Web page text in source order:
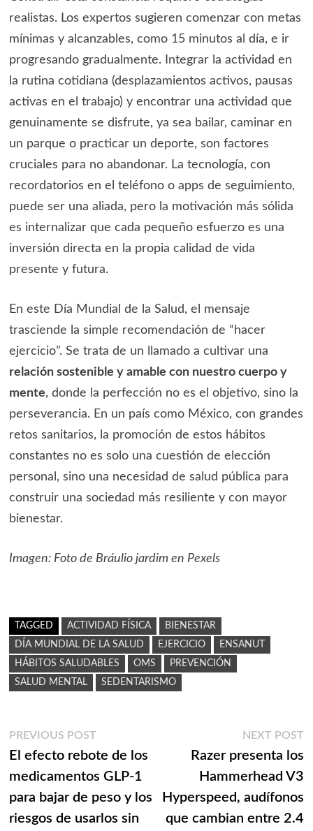
realistas. Los expertos sugieren comenzar con metas
mínimas y alcanzables, como 15 minutos al día, e ir
progresando gradualmente. Integrar la actividad en
la rutina cotidiana (desplazamientos activos, pausas
activas en el trabajo) y encontrar una actividad que
genuinamente se disfrute, ya sea bailar, caminar en
un parque o practicar un deporte, son factores
cruciales para no abandonar. La tecnología, con
recordatorios en el teléfono o apps de seguimiento,
puede ser una aliada, pero la motivación más sólida
es internalizar que cada pequeño esfuerzo es una
inversión directa en la propia calidad de vida
presente y futura.
En este Día Mundial de la Salud, el mensaje
trasciende la simple recomendación de “hacer
ejercicio”. Se trata de un llamado a cultivar una
relación sostenible y amable con nuestro cuerpo y
mente, donde la perfección no es el objetivo, sino la
perseverancia. En un país como México, con grandes
retos sanitarios, la promoción de estos hábitos
constantes no es solo una cuestión de elección
personal, sino una necesidad de salud pública para
construir una sociedad más resiliente y con mayor
bienestar.
Imagen: Foto de Bráulio jardim en Pexels
TAGGED ACTIVIDAD FÍSICA
BIENESTAR
DÍA MUNDIAL DE LA SALUD
EJERCICIO
ENSANUT
HÁBITOS SALUDABLES
OMS
PREVENCIÓN
SALUD MENTAL
SEDENTARISMO
Navegación
de
entradas
PREVIOUS POSTPrevious
post:
El efecto rebote de los
medicamentos GLP-1
para bajar de peso y los
riesgos de usarlos sin
NEXT POST
Razer presenta los
Hammerhead V3
Hyperspeed, audífonos
que cambian entre 2.4